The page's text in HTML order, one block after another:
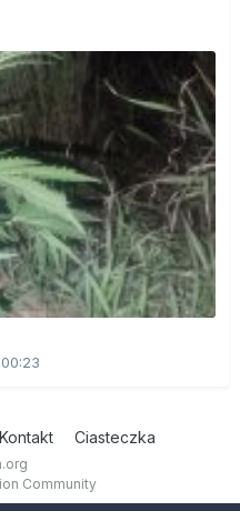
Kontakt Ciasteczka
Community